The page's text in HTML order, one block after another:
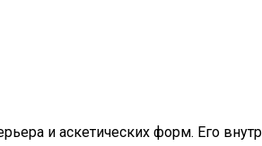
и аскетических форм. Его